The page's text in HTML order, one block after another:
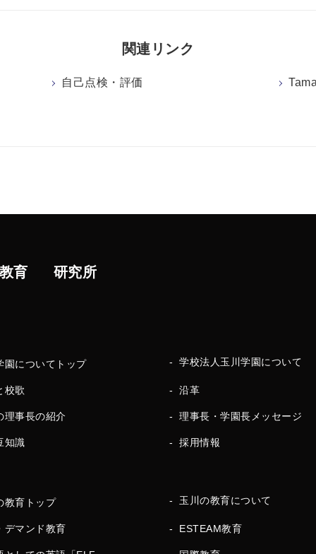
関連リンク
自己点検・評価
育 研究所
園についてトップ 学校法人玉川学園について
校歌 沿革
理事長の紹介 理事長・学園長メッセージ
知識 採用情報
教育トップ 玉川の教育について
デマンド教育 ESTEAM教育